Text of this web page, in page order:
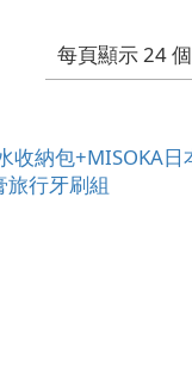
每頁顯示 24 個